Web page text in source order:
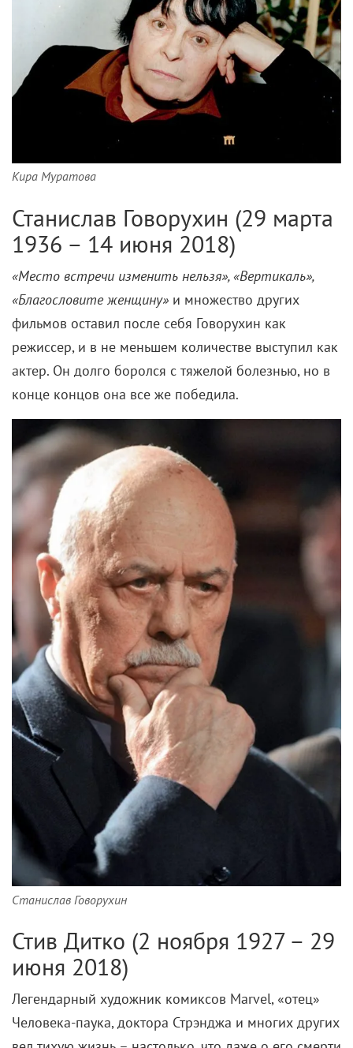
Кира Муратова
Станислав Говорухин (29 марта
1936 – 14 июня 2018)
«Место встречи изменить нельзя», «Вертикаль»,
«Благословите женщину» и множество других
фильмов оставил после себя Говорухин как
режиссер, и в не меньшем количестве выступил как
актер. Он долго боролся с тяжелой болезнью, но в
конце концов она все же победила.
Станислав Говорухин
Стив Дитко (2 ноября 1927 – 29
июня 2018)
Легендарный художник комиксов Marvel, «отец»
Человека-паука, доктора Стрэнджа и многих других